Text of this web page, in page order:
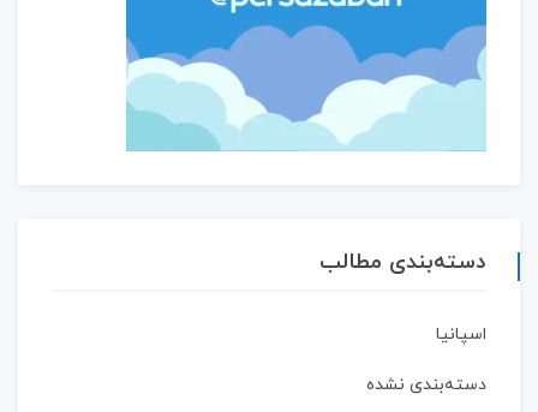
دسته‌بندی مطالب
اسپانیا
دسته‌بندی نشده